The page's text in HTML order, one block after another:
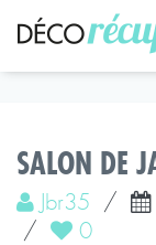
SALON DE
Jbr35 /
/ 0